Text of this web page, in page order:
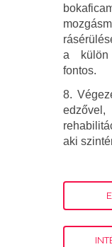
a külön
fontos.
8.
aki